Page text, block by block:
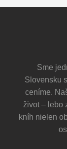
Sme
Slovensku
ceníme.
život – lebo
kníh nielen